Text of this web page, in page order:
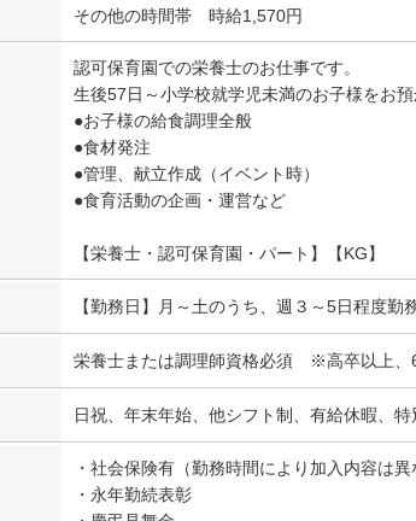
その他の時間帯 時給1,570円
認可保育園での栄養士のお仕事です。
生後57日～小学校就学児未満のお子様をお
●お子様の給食調理全般
●食材発注
●管理、献立作成（イベント時）
●食育活動の企画・運営など
【栄養士・認可保育園・パート】【KG】
【勤務日】月～土のうち、週３～5日程度
栄養士または調理師資格必須 ※高卒以上、
日祝、年末年始、他シフト制、有給休暇、特
・社会保険有（勤務時間により加入内容は異
・永年勤続表彰